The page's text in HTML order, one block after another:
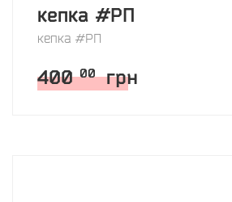
кепка #РП
кепка #РП
400 00 грн